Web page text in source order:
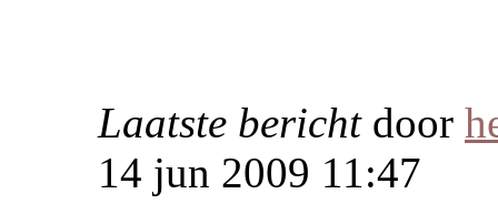
Laatste bericht door
14 jun 2009 11:47